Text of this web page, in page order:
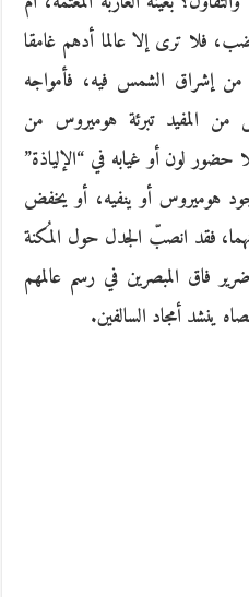
فلا ترى إلا عالما أدهم غامقا
من إشراق الشمس فيه، فأمواجه
المفيد تبرئة هوميروس من
حضور لون أو غيابه في “الإلياذة”
هوميروس أو ينفيه، أو يخفض
فقد انصبّ الجدل حول المُكنة
فاق المبصرين في رسم عالمهم
ينشد أمجاد السالفين.